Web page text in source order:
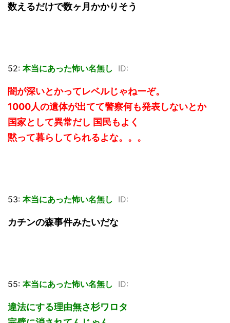
数えるだけで数ヶ月かかりそう
52: 本当にあった怖い名無し ID:
闇が深いとかってレベルじゃねーぞ。
1000人の遺体が出てて警察何も発表しないとか
国家として異常だし 国民もよく
黙って暮らしてられるよな。。。
53: 本当にあった怖い名無し ID:
カチンの森事件みたいだな
55: 本当にあった怖い名無し ID:
違法にする理由無さ杉ワロタ